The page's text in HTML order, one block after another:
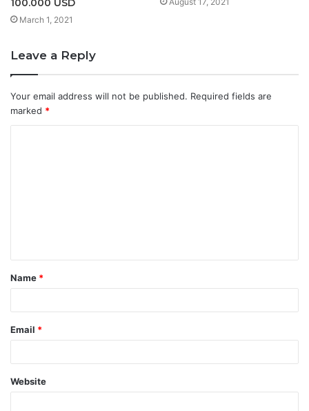
100.000 USD
March 1, 2021
Leave a Reply
Your email address will not be published. Required fields are
marked *
t
*
Name *
Email *
Website